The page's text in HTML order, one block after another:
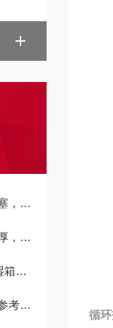
？
？
质？
准？
循